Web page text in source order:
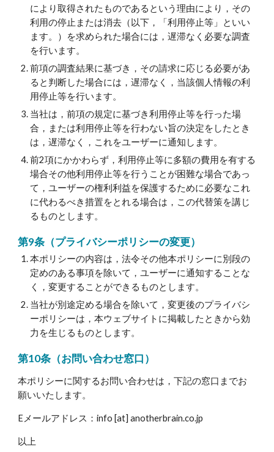
により取得されたものであるという理由により，その
利用の停止または消去（以下，「利用停止等」といい
ます。）を求められた場合には，遅滞なく必要な調査
を行います。
前項の調査結果に基づき，その請求に応じる必要があ
ると判断した場合には，遅滞なく，当該個人情報の利
用停止等を行います。
当社は，前項の規定に基づき利用停止等を行った場
合，または利用停止等を行わない旨の決定をしたとき
は，遅滞なく，これをユーザーに通知します。
前2項にかかわらず，利用停止等に多額の費用を有する
場合その他利用停止等を行うことが困難な場合であっ
て，ユーザーの権利利益を保護するために必要なこれ
に代わるべき措置をとれる場合は，この代替策を講じ
るものとします。
第9条（プライバシーポリシーの変更）
本ポリシーの内容は，法令その他本ポリシーに別段の
定めのある事項を除いて，ユーザーに通知することな
く，変更することができるものとします。
当社が別途定める場合を除いて，変更後のプライバシ
ーポリシーは，本ウェブサイトに掲載したときから効
力を生じるものとします。
第10条（お問い合わせ窓口）
本ポリシーに関するお問い合わせは，下記の窓口までお
願いいたします。
Eメールアドレス：info [at] anotherbrain.co.jp
以上